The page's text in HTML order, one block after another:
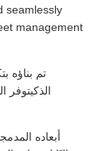
seamlessly
management